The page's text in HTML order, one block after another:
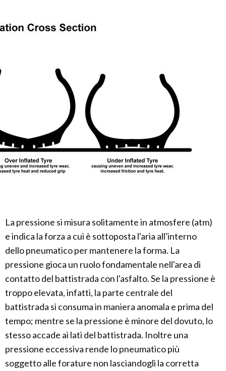
La pressione si misura solitamente in atmosfere (atm)
e indica la forza a cui è sottoposta l'aria all'interno
dello pneumatico per mantenere la forma. La
pressione gioca un ruolo fondamentale nell'area di
contatto del battistrada con l'asfalto. Se la pressione è
troppo elevata, infatti, la parte centrale del
battistrada si consuma in maniera anomala e prima del
tempo; mentre se la pressione è minore del dovuto, lo
stesso accade ai lati del battistrada. Inoltre una
pressione eccessiva rende lo pneumatico più
soggetto alle forature non lasciandogli la corretta